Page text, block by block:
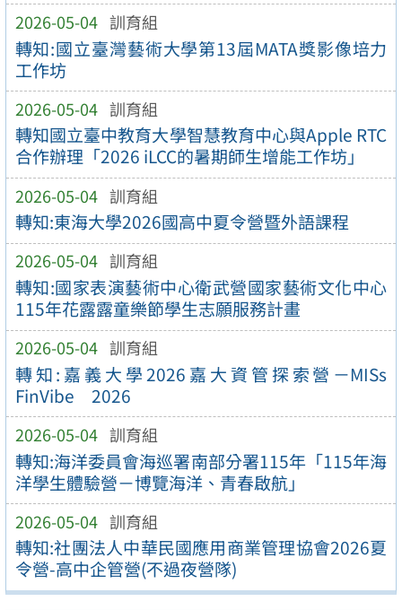
2026-05-04 訓育組
轉知:國立臺灣藝術大學第13屆MATA獎影像培力
工作坊
2026-05-04 訓育組
轉知國立臺中教育大學智慧教育中心與Apple RTC
合作辦理「2026 iLCC的暑期師生增能工作坊」
2026-05-04 訓育組
轉知:東海大學2026國高中夏令營暨外語課程
2026-05-04 訓育組
轉知:國家表演藝術中心衛武營國家藝術文化中心
115年花露露童樂節學生志願服務計畫
2026-05-04 訓育組
轉知:嘉義大學2026嘉大資管探索營－MISs
FinVibe 2026
2026-05-04 訓育組
轉知:海洋委員會海巡署南部分署115年「115年海
洋學生體驗營－博覽海洋、青春啟航」
2026-05-04 訓育組
轉知:社團法人中華民國應用商業管理協會2026夏
令營-高中企管營(不過夜營隊)